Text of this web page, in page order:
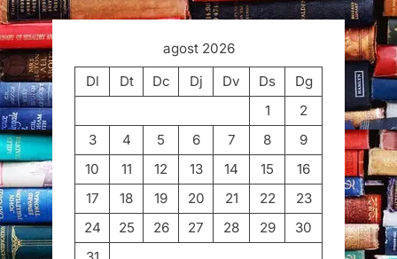
agost 2026
Dl
Dt Dc Dj Dv Ds
Dg
1
2
3
4 5 6 7 8
9
10
11 12 13 14 15
16
17
18 19 20 21 22
23
24
25 26 27 28 29
30